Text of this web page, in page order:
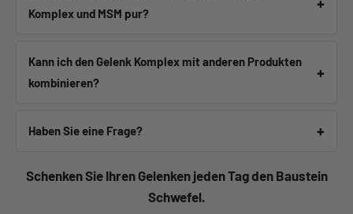
Komplex und MSM pur?
Kann ich den Gelenk Komplex mit anderen Produkten
kombinieren?
Haben Sie eine Frage?
Schenken Sie Ihren Gelenken jeden Tag den Baustein
Schwefel.